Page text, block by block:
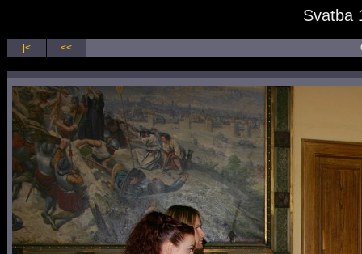
Svatba
|< <<